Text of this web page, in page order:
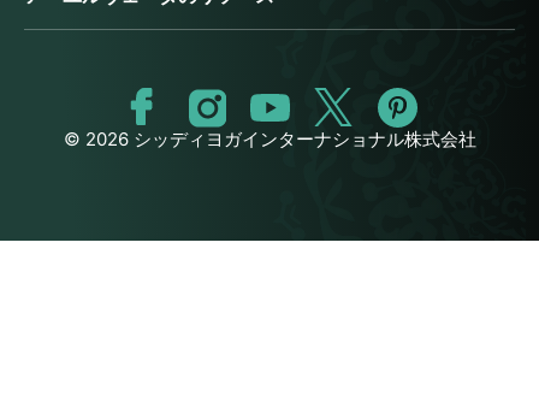
© 2026 シッディヨガインターナショナル株式会社